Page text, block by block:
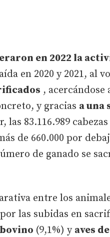
en 2022 la
en 2020 y 2021, al
, acercándose
y gracias a una
83.116.989 cabezas
de 660.000 por
de ganado se
entre los
las subidas en
bovino (9,1%) y aves